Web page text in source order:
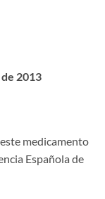
2013
medicamento
Española de